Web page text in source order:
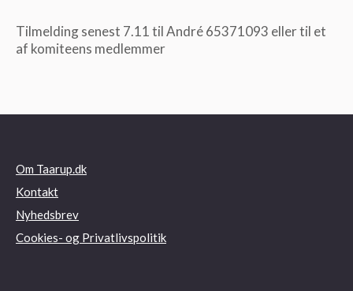
Tilmelding senest 7.11 til André 65371093 eller til et
af komiteens medlemmer
Om Taarup.dk
Kontakt
Nyhedsbrev
Cookies- og Privatlivspolitik